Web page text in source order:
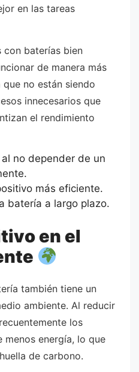
en las tareas
con baterías bien
de manera más
no están siendo
innecesarios que
el rendimiento
no depender de un
más eficiente.
batería a largo plazo.
en el
también tiene un
ambiente. Al reducir
los
menos energía, lo que
de carbono.